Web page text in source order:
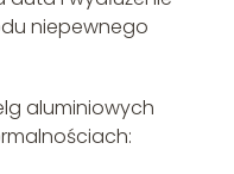
niepewnego
aluminiowych